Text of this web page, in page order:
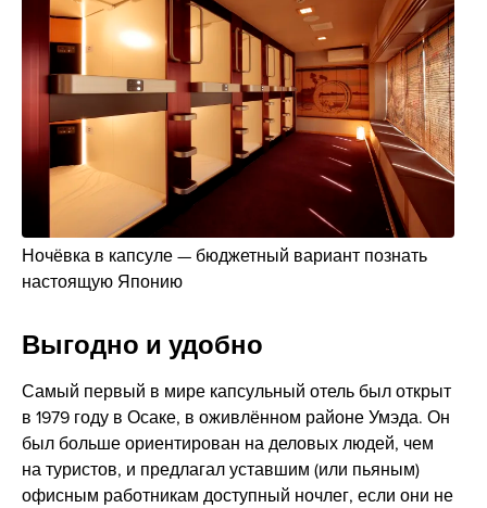
Ночёвка в капсуле — бюджетный вариант познать
настоящую Японию
Выгодно и удобно
Самый первый в мире капсульный отель был открыт
в 1979 году в Осаке, в оживлённом районе Умэда. Он
был больше ориентирован на деловых людей, чем
на туристов, и предлагал уставшим (или пьяным)
офисным работникам доступный ночлег, если они не